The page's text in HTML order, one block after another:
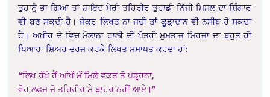
ਤੁਹਾਨੂੰ ਭਾ ਗਿਆ ਤਾਂ ਸ਼ਾਇਦ ਮੇਰੀ ਤਹਿਰੀਰ ਤੁਹਾਡੀ ਨਿੱਜੀ ਮਿਸਲ ਦਾ ਸ਼ਿੰਗਾਰ
ਵੀ ਬਣ ਸਕਦੀ ਹੈ। ਜੇਕਰ ਲਿਖਤ ਨਾ ਜਚੀ ਤਾਂ ਕੂਡ਼ਾਦਾਨ ਵੀ ਨਸੀਬ ਹੋ ਸਕਦਾ
ਹੈ। ਅਖ਼ੀਰ ਦੇ ਵਿਚ ਮੌਲਾਨਾ ਹਾਲੀ ਦੀ ਪੋਤਰੀ ਮੁਮਤਾਜ਼ ਮਿਰਜ਼ਾ ਦਾ ਬਹੁਤ ਹੀ
ਪਿਆਰਾ ਸ਼ਿਅਰ ਦਰਜ ਕਰਕੇ ਲਿਖਤ ਸਮਾਪਤ ਕਰਦਾ ਹਾਂ:
“ਲਿਖ ਰੱਖੇ ਹੈਂ ਆਂਖੇਂ ਮੇਂ ਮਿਲੇ ਵਕਤ ਤੋ ਪਡ਼੍ਹਨਾ,
ਵੋਹ ਲਫ਼ਜ਼ ਜੋ ਤਹਿਰੀਰ ਸੇ ਬਾਹਰ ਨਹੀਂ ਆਏ।”